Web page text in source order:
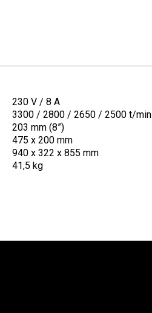
230 V / 8 A
3300 / 2800 / 2650 / 2500 t/min
203 mm (8”)
475 x 200 mm
940 x 322 x 855 mm
41,5 kg